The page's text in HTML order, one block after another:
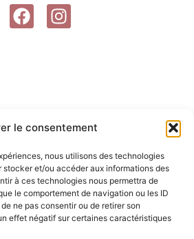
le consentement
nous utilisons des technologies
stocker et/ou accéder aux informations des
à ces technologies nous permettra de
le comportement de navigation ou les ID
ne pas consentir ou de retirer son
effet négatif sur certaines caractéristiques
F
a
k
I
n
a
m